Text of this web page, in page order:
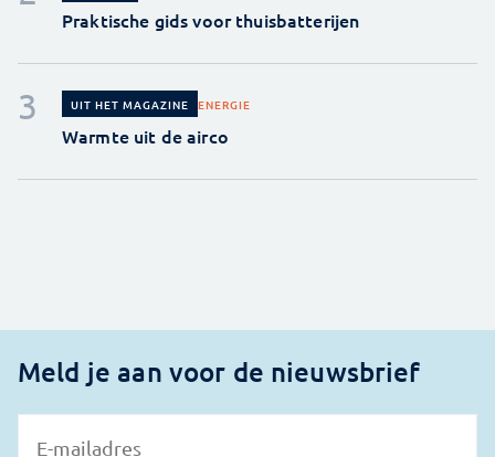
Praktische gids voor thuisbatterijen
UIT HET MAGAZINE ENERGIE
Warmte uit de airco
Meld je aan voor de nieuwsbrief